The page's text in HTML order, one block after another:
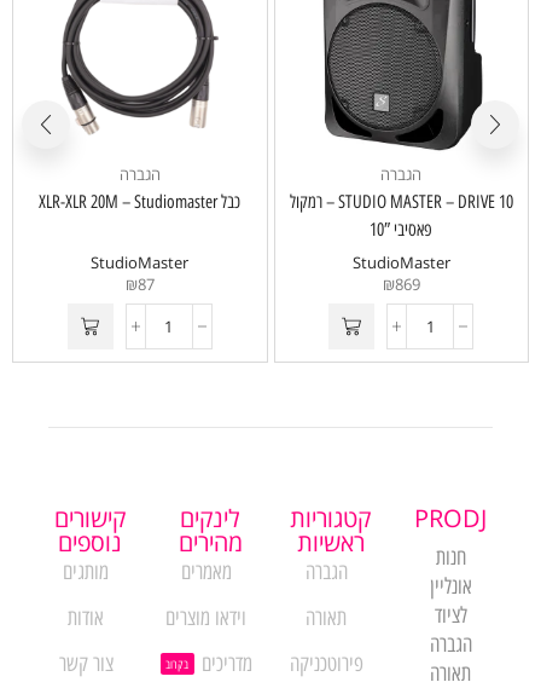
הגברה
STUDIO MASTER – DRIVE 10 – רמקול
פאסיבי 10″
StudioMaster
₪869
הגברה
כבל XLR-XLR 20M – Studiomaster
StudioMaster
₪87
PRODJ
חנות
אונליין
לציוד
הגברה
תאורה
קטגוריות
ראשיות
הגברה
תאורה
פירוטכניקה
לינקים
מהירים
מאמרים
וידאו מוצרים
מדריכים
בקרוב
קישורים
נוספים
מותגים
אודות
צור קשר